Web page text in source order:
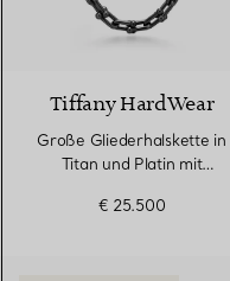
Tiffany HardWear
Große Gliederhalskette in
Titan und Platin mit
€ 25.500